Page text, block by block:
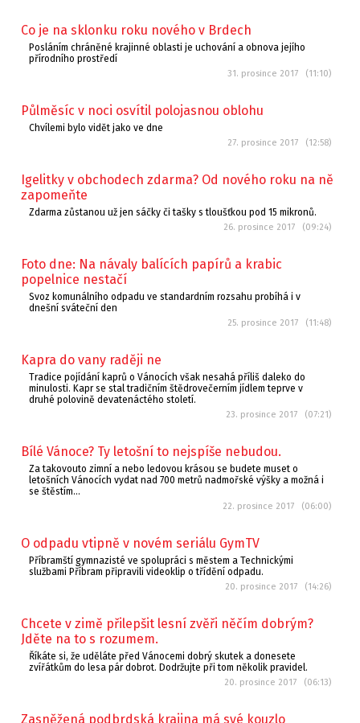
Co je na sklonku roku nového v Brdech
Posláním chráněné krajinné oblasti je uchování a obnova jejího
přírodního prostředí
31. prosince 2017 (11:10)
Půlměsíc v noci osvítil polojasnou oblohu
Chvílemi bylo vidět jako ve dne
27. prosince 2017 (12:58)
Igelitky v obchodech zdarma? Od nového roku na ně
zapomeňte
Zdarma zůstanou už jen sáčky či tašky s tloušťkou pod 15 mikronů.
26. prosince 2017 (09:24)
Foto dne: Na návaly balících papírů a krabic
popelnice nestačí
Svoz komunálního odpadu ve standardním rozsahu probíhá i v
dnešní sváteční den
25. prosince 2017 (11:48)
Kapra do vany raději ne
Tradice pojídání kaprů o Vánocích však nesahá příliš daleko do
minulosti. Kapr se stal tradičním štědrovečerním jídlem teprve v
druhé polovině devatenáctého století.
23. prosince 2017 (07:21)
Bílé Vánoce? Ty letošní to nejspíše nebudou.
Za takovouto zimní a nebo ledovou krásou se budete muset o
letošních Vánocích vydat nad 700 metrů nadmořské výšky a možná i
se štěstím...
22. prosince 2017 (06:00)
O odpadu vtipně v novém seriálu GymTV
Příbramští gymnazisté ve spolupráci s městem a Technickými
službami Příbram připravili videoklip o třídění odpadu.
20. prosince 2017 (14:26)
Chcete v zimě přilepšit lesní zvěři něčím dobrým?
Jděte na to s rozumem.
Říkáte si, že uděláte před Vánocemi dobrý skutek a donesete
zvířátkům do lesa pár dobrot. Dodržujte při tom několik pravidel.
20. prosince 2017 (06:13)
Zasněžená podbrdská krajina má své kouzlo